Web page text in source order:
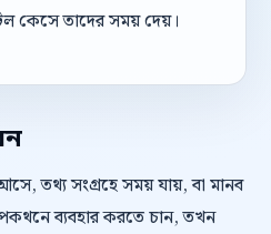
কেসে তাদের সময় দেয়।
তথ্য সংগ্রহে সময় যায়, বা মানব
ব্যবহার করতে চান, তখন